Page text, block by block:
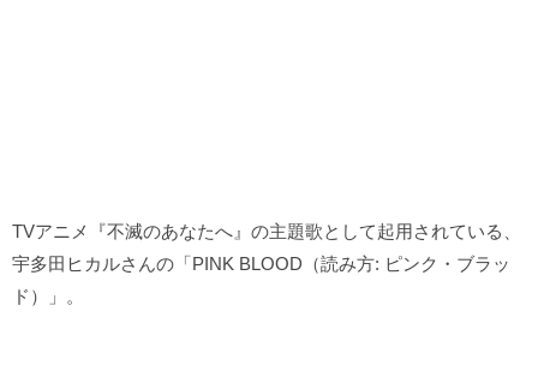
TVアニメ『不滅のあなたへ』の主題歌として起用されている、
宇多田ヒカルさんの「PINK BLOOD（読み方: ピンク・ブラッ
ド）」。